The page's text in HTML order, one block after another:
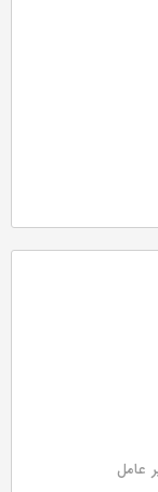
عامل